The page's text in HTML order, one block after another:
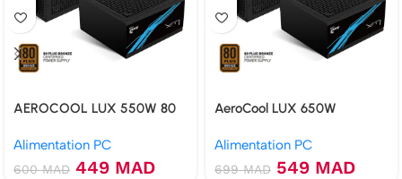
AEROCOOL LUX 550W 80
Alimentation PC
600MAD 449 MAD
AeroCool LUX 650W
Alimentation PC
699MAD 549 MAD